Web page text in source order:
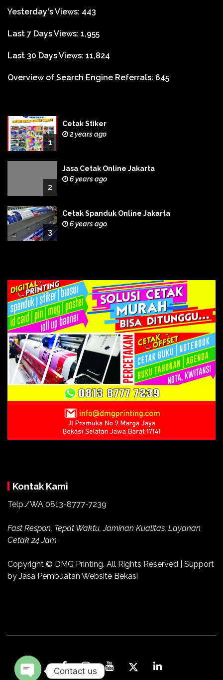
Yesterday's Views: 443
Last 7 Days Views: 1,955
Last 30 Days Views: 11,824
Overview of Search Engine Referrals: 645
1
Cetak Stiker
2 years ago
2
Jasa Cetak Online Jakarta
6 years ago
3
Cetak Spanduk Online Jakarta
6 years ago
Kontak Kami
Telp./WA 0813-8777-7239
Fast Respon, Tepat Waktu, Jaminan Kualitas, Layanan
Cetak 24 Jam
Copyright © DMG Printing. All Rights Reserved | Support
by Jasa Pembuatan Website Bekasi
Contact us